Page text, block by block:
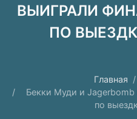
ВЫИГРАЛИ
ПО
Главная
Бекки Муди и
по